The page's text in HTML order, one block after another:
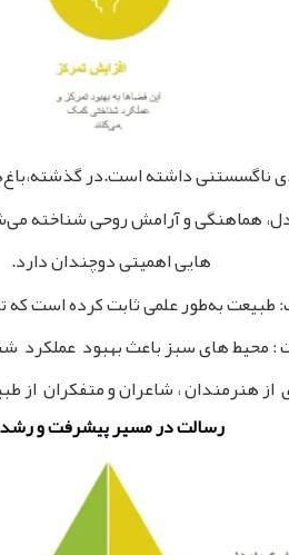
ناگسستنی داشته است.در
هماهنگی و آرامش روحی شناخته
هایی اهمیتی دوچندان دارد.
به‌طور علمی ثابت کرده است که
: محیط‌ های سبز باعث بهبود عملکرد
هنرمندان ، شاعران و متفکران از
رسالت در مسیر پیشرفت و رشد